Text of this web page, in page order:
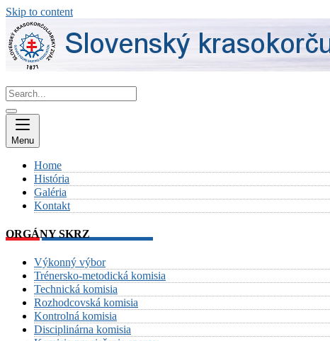
Skip to content
Menu
Home
História
Galéria
Kontakt
ORGÁNY SKRZ
Výkonný výbor
Trénersko-metodická komisia
Technická komisia
Rozhodcovská komisia
Kontrolná komisia
Disciplinárna komisia